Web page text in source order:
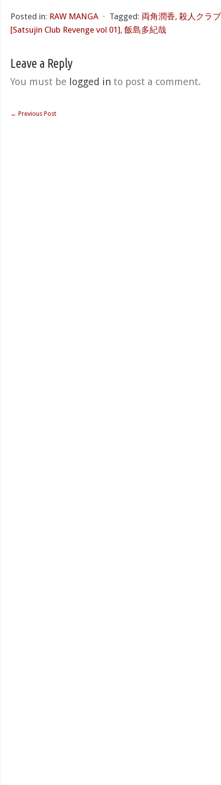
Posted in: RAW MANGA ⋅ Tagged: 両角潤香, 殺人クラ
[Satsujin Club Revenge vol 01], 飯島多紀哉
Leave a Reply
You must be logged in to post a comment.
← Previous Post